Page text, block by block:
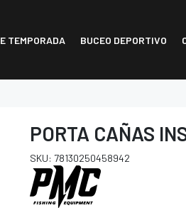
TEMPORADA BUCEO DEPORTIVO
PORTA CAÑAS
SKU: 78130250458942